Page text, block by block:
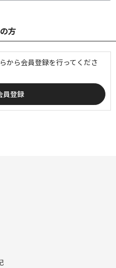
方
から会員登録を行ってくださ